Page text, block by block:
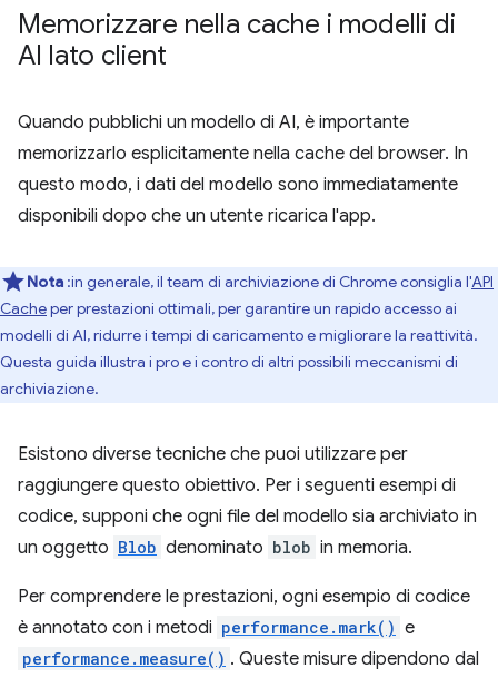
Memorizzare nella cache i modelli di
AI lato client
Quando pubblichi un modello di AI, è importante
memorizzarlo esplicitamente nella cache del browser. In
questo modo, i dati del modello sono immediatamente
disponibili dopo che un utente ricarica l'app.
Nota :in generale, il team di archiviazione di Chrome consiglia l'API
Cacheper prestazioni ottimali, per garantire un rapido accesso ai
modelli di AI, ridurre i tempi di caricamento e migliorare la reattività.
Questa guida illustra i pro e i contro di altri possibili meccanismi di
archiviazione.
Esistono diverse tecniche che puoi utilizzare per
raggiungere questo obiettivo. Per i seguenti esempi di
codice, supponi che ogni file del modello sia archiviato in
un oggetto Blob denominato blob in memoria.
Per comprendere le prestazioni, ogni esempio di codice
è annotato con i metodi performance.mark() e
performance.measure() . Queste misure dipendono dal